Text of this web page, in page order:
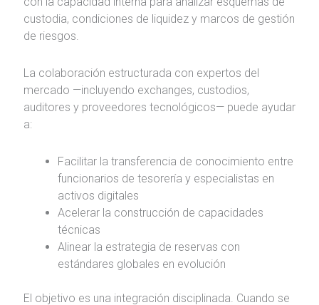
custodia, condiciones de liquidez y marcos de gestión
de riesgos.
La colaboración estructurada con expertos del
mercado —incluyendo exchanges, custodios,
auditores y proveedores tecnológicos— puede ayudar
a:
Facilitar la transferencia de conocimiento entre
funcionarios de tesorería y especialistas en
activos digitales
Acelerar la construcción de capacidades
técnicas
Alinear la estrategia de reservas con
estándares globales en evolución
El objetivo es una integración disciplinada. Cuando se